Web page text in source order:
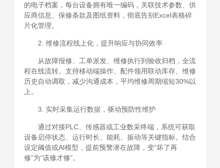
的电子档案，每台设备拥有唯一编码，关联技术参数、供
应商信息、保修条款及图纸资料，彻底告别Excel表格碎
片化管理。
2. 维修流程线上化，提升响应与协同效率
从故障报修、工单派发、维修执行到验收归档，全流
程在线流转。支持移动端操作、配件领用联动库存、维修
历史自动调取，减少沟通成本，平均维修周期缩短30%以
上。
3. 实时采集运行数据，驱动预防性维护
通过对接PLC、传感器或工业数采终端，系统可获取
设备启停状态、运行时长、能耗、振动等关键指标。结合
设定阈值或AI模型，提前预警潜在故障，变“坏了再
修”为“该修才修”。